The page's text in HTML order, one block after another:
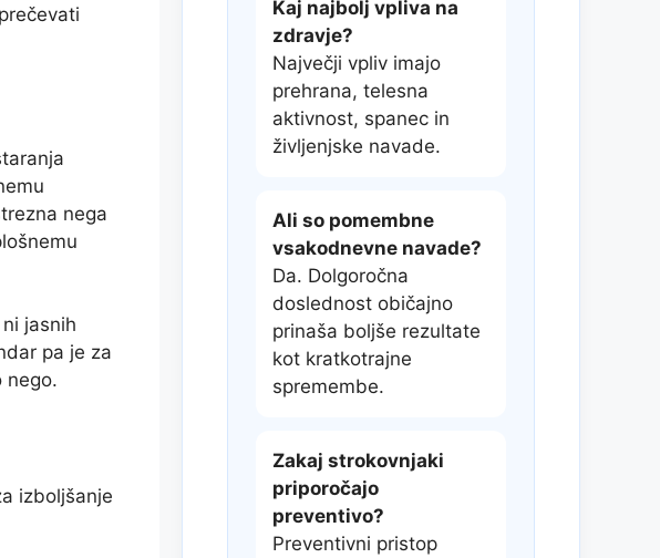
nega
jasnih
pa je za
nego.
izboljšanje
Kaj najbolj vpliva na
zdravje?
Največji vpliv imajo
prehrana, telesna
aktivnost, spanec in
življenjske navade.
Ali so pomembne
vsakodnevne navade?
Da. Dolgoročna
doslednost običajno
prinaša boljše rezultate
kot kratkotrajne
spremembe.
Zakaj strokovnjaki
priporočajo
preventivo?
Preventivni pristop